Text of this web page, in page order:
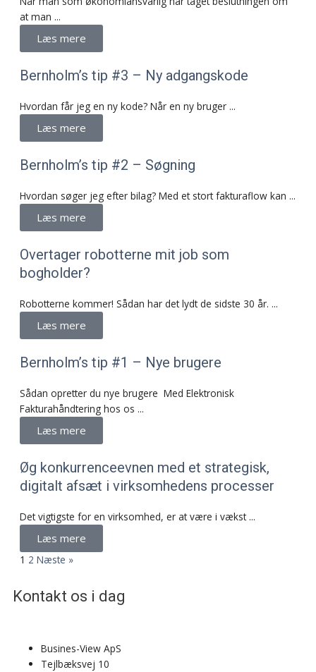
at man ...
Læs mere
Bernholm’s tip #3 – Ny adgangskode
Hvordan får jeg en ny kode? Når en ny bruger ...
Læs mere
Bernholm’s tip #2 – Søgning
Hvordan søger jeg efter bilag? Med et stort fakturaflow kan ...
Læs mere
Overtager robotterne mit job som
bogholder?
Robotterne kommer! Sådan har det lydt de sidste 30 år. ...
Læs mere
Bernholm’s tip #1 – Nye brugere
Sådan opretter du nye brugere Med Elektronisk
Fakturahåndtering hos os ...
Læs mere
Øg konkurrenceevnen med et strategisk,
digitalt afsæt i virksomhedens processer
Det vigtigste for en virksomhed, er at være i vækst ...
Læs mere
1 2 Næste »
Kontakt os i dag
Busines-View ApS
Tejlbæksvej 10